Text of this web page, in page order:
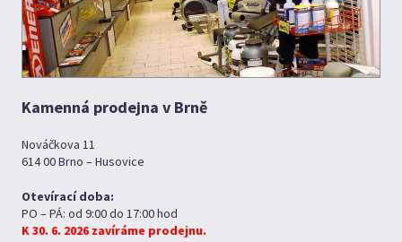
Kamenná prodejna v Brně
Nováčkova 11
614 00 Brno – Husovice
Otevírací doba:
PO – PÁ: od 9:00 do 17:00 hod
K 30. 6. 2026 zavíráme prodejnu.